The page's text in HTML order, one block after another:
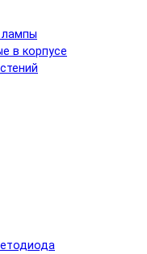
в корпусе